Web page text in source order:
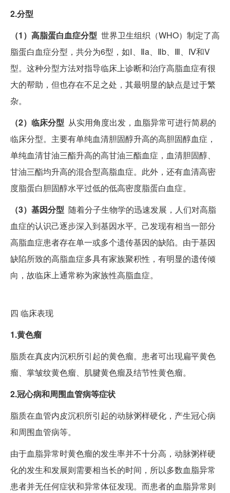
2.分型
（1）高脂蛋白血症分型 世界卫生组织（WHO）制定了高
脂蛋白血症分型，共分为6型，如Ⅰ、Ⅱa、Ⅱb、Ⅲ、Ⅳ和V
型。这种分型方法对指导临床上诊断和治疗高脂血症有很
大的帮助，但也存在不足之处，其最明显的缺点是过于繁
杂。
（2）临床分型 从实用角度出发，血脂异常可进行简易的
临床分型。主要有单纯血清胆固醇升高的高胆固醇血症，
单纯血清甘油三酯升高的高甘油三酯血症，血清胆固醇、
甘油三酯均升高的混合型高脂血症。此外，还有血清高密
度脂蛋白胆固醇水平过低的低高密度脂蛋白血症。
（3）基因分型 随着分子生物学的迅速发展，人们对高脂
血症的认识己逐步深入到基因水平。己发现有相当一部分
高脂血症患者存在单一或多个遗传基因的缺陷。由于基因
缺陷所致的高脂血症多具有家族聚积性，有明显的遗传倾
向，故临床上通常称为家族性高脂血症。
四 临床表现
1.黄色瘤
脂质在真皮内沉积所引起的黄色瘤。患者可出现扁平黄色
瘤、掌皱纹黄色瘤、肌腱黄色瘤及结节性黄色瘤。
2.冠心病和周围血管病等症状
脂质在血管内皮沉积所引起的动脉粥样硬化，产生冠心病
和周围血管病等。
由于血脂异常时黄色瘤的发生率并不十分高，动脉粥样硬
化的发生和发展则需要相当长的时间，所以多数血脂异常
患者并无任何症状和异常体征发现。而患者的血脂异常则